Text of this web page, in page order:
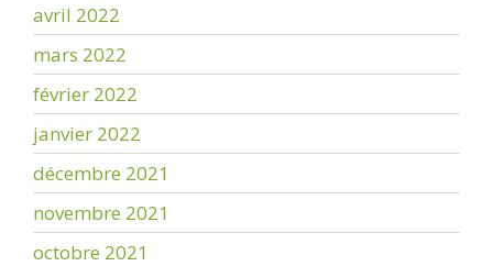
avril 2022
mars 2022
février 2022
janvier 2022
décembre 2021
novembre 2021
octobre 2021